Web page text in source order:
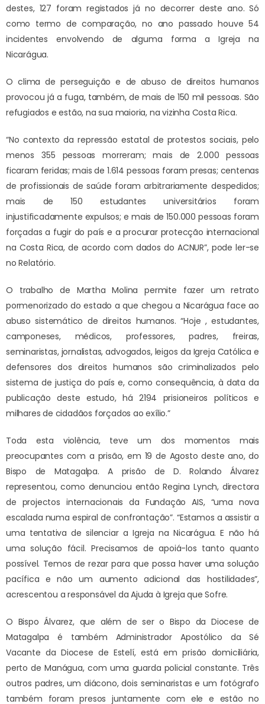
destes, 127 foram registados já no decorrer deste ano. Só
como termo de comparação, no ano passado houve 54
incidentes envolvendo de alguma forma a Igreja na
Nicarágua.
O clima de perseguição e de abuso de direitos humanos
provocou já a fuga, também, de mais de 150 mil pessoas. São
refugiados e estão, na sua maioria, na vizinha Costa Rica.
“No contexto da repressão estatal de protestos sociais, pelo
menos 355 pessoas morreram; mais de 2.000 pessoas
ficaram feridas; mais de 1.614 pessoas foram presas; centenas
de profissionais de saúde foram arbitrariamente despedidos;
mais de 150 estudantes universitários foram
injustificadamente expulsos; e mais de 150.000 pessoas foram
forçadas a fugir do país e a procurar protecção internacional
na Costa Rica, de acordo com dados do ACNUR”, pode ler-se
no Relatório.
O trabalho de Martha Molina permite fazer um retrato
pormenorizado do estado a que chegou a Nicarágua face ao
abuso sistemático de direitos humanos. “Hoje , estudantes,
camponeses, médicos, professores, padres, freiras,
seminaristas, jornalistas, advogados, leigos da Igreja Católica e
defensores dos direitos humanos são criminalizados pelo
sistema de justiça do país e, como consequência, à data da
publicação deste estudo, há 2194 prisioneiros políticos e
milhares de cidadãos forçados ao exílio.”
Toda esta violência, teve um dos momentos mais
preocupantes com a prisão, em 19 de Agosto deste ano, do
Bispo de Matagalpa. A prisão de D. Rolando Álvarez
representou, como denunciou então Regina Lynch, directora
de projectos internacionais da Fundação AIS, “uma nova
escalada numa espiral de confrontação”. “Estamos a assistir a
uma tentativa de silenciar a Igreja na Nicarágua. E não há
uma solução fácil. Precisamos de apoiá-los tanto quanto
possível. Temos de rezar para que possa haver uma solução
pacífica e não um aumento adicional das hostilidades”,
acrescentou a responsável da Ajuda à Igreja que Sofre.
O Bispo Álvarez, que além de ser o Bispo da Diocese de
Matagalpa é também Administrador Apostólico da Sé
Vacante da Diocese de Estelí, está em prisão domiciliária,
perto de Manágua, com uma guarda policial constante. Três
outros padres, um diácono, dois seminaristas e um fotógrafo
também foram presos juntamente com ele e estão no